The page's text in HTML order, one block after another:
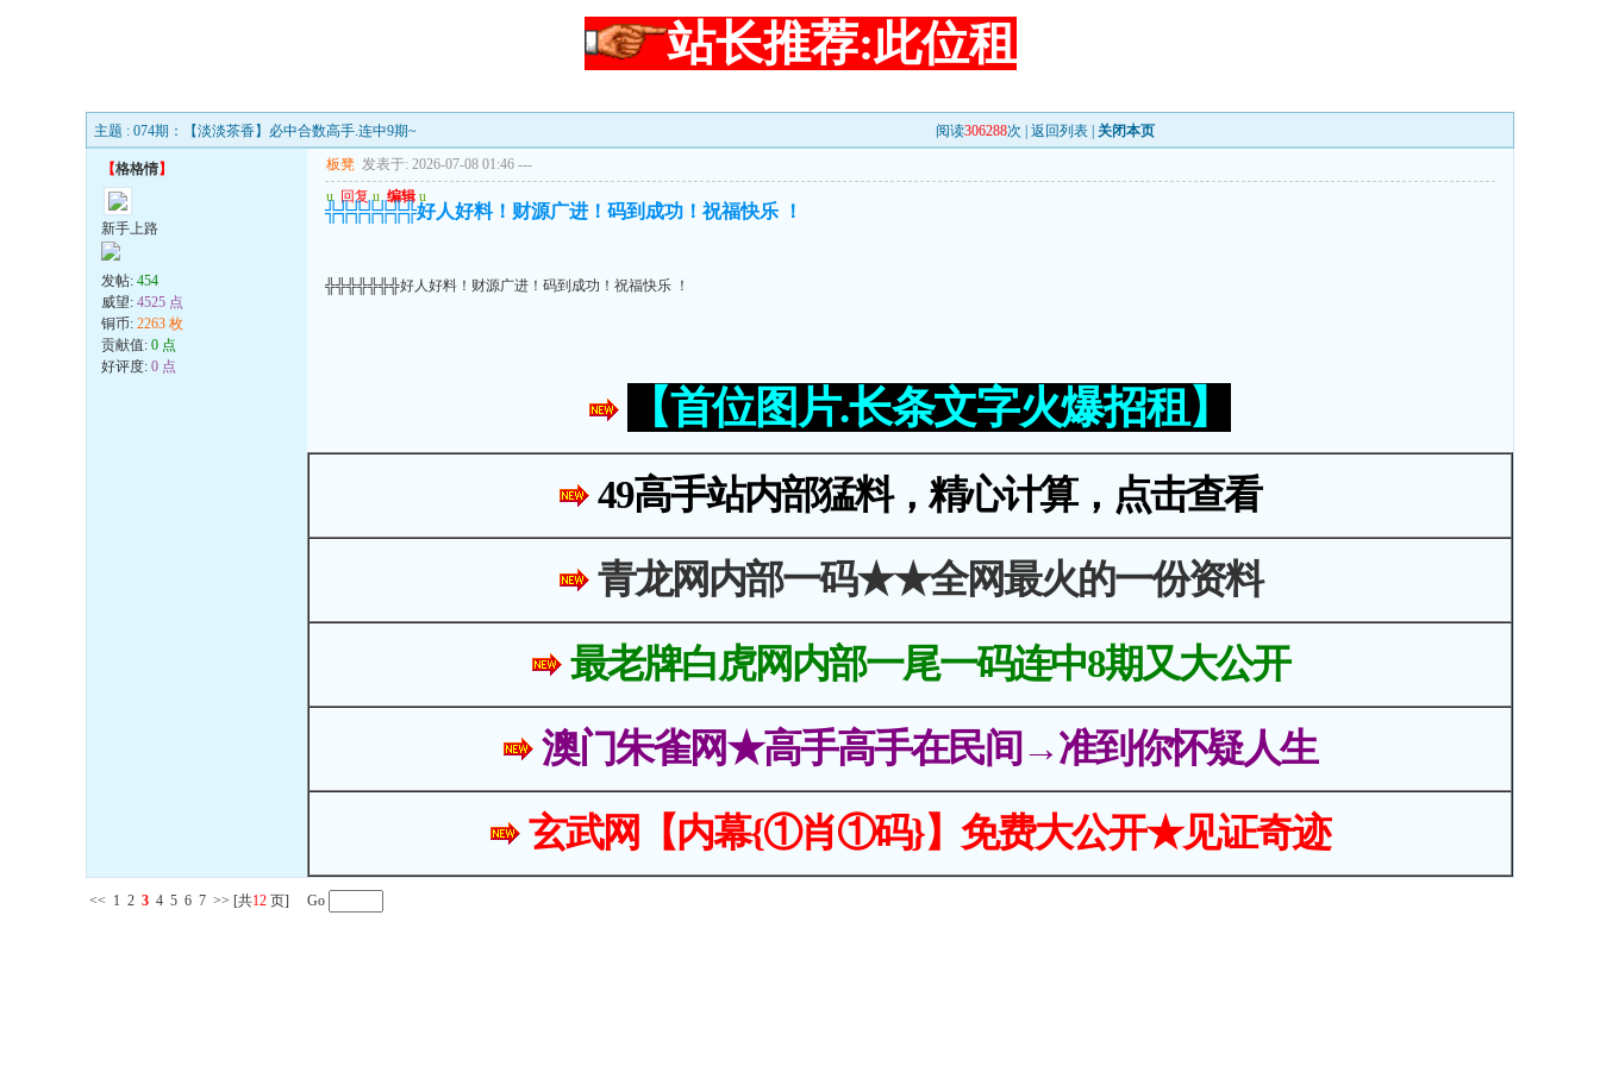
站长推荐:此位租
主题 : 074期：【淡淡茶香】必中合数高手.连中9期~ 阅读306288次 | 返回列表 关闭本页
【格格情】
新手上路
发帖: 454
威望: 4525 点
铜币: 2263 枚
贡献值: 0 点
好评度: 0 点
板凳 发表于: 2026-07-08 01:46 ---
u 回复 u 编辑 u
╬╬╬╬╬╬╬好人好料！财源广进！码到成功！祝福快乐 ！
╬╬╬╬╬╬╬好人好料！财源广进！码到成功！祝福快乐 ！
【首位图片.长条文字火爆招租】
49高手站内部猛料，精心计算，点击查看
青龙网内部一码★★全网最火的一份资料
最老牌白虎网内部一尾一码连中8期又大公开
澳门朱雀网★高手高手在民间→准到你怀疑人生
玄武网【内幕{①肖①码}】免费大公开★见证奇迹
<< 1 2 3 4 5 6 7 >> [共12 页] Go